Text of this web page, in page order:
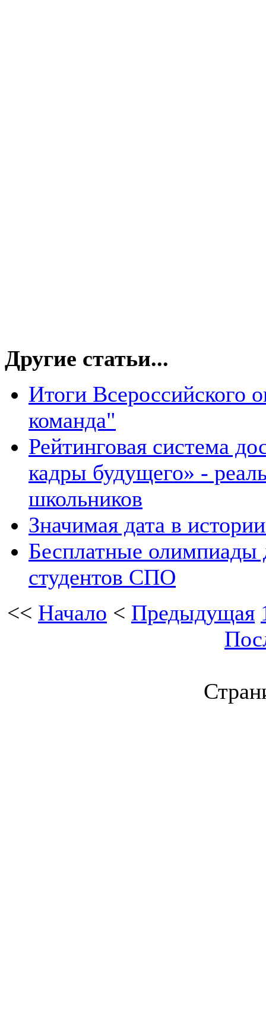
Другие статьи...
Итоги Всероссийского
команда"
Рейтинговая система
кадры будущего» -
школьников
Значимая дата в
Бесплатные олимпиады
студентов СПО
<< Начало < Предыдущая